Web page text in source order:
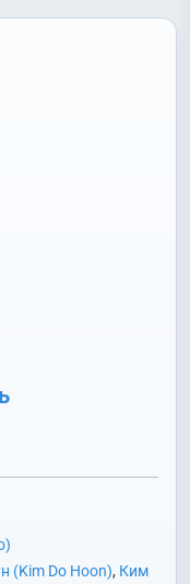
(Kim Do Hoon), Ким